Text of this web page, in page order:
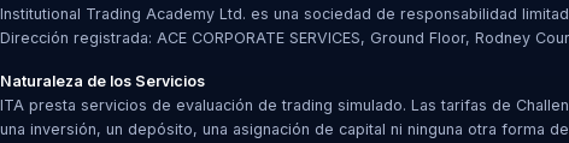
Institutional Trading Academy Ltd. es una sociedad de responsabilidad
Dirección registrada: ACE CORPORATE SERVICES, Ground Floor, Rodney
Naturaleza de los Servicios
ITA presta servicios de evaluación de trading simulado. Las tarifas de
una inversión, un depósito, una asignación de capital ni ninguna otra forma